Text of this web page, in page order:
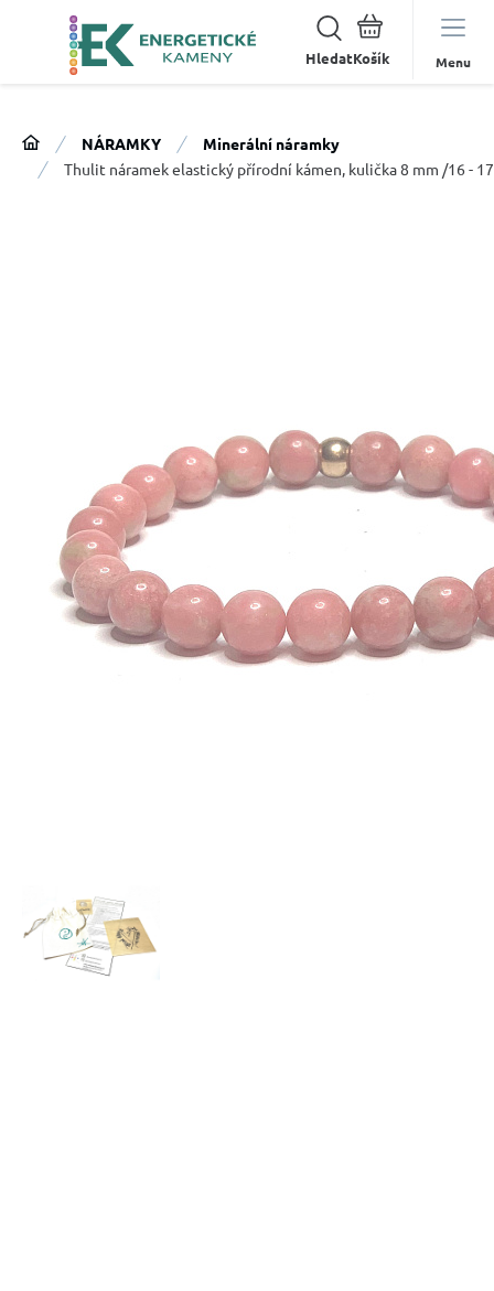
Hledat Menu
NÁRAMKY
Minerální náramky
Thulit náramek elastický přírodní kámen, kulička 8 mm /16 -